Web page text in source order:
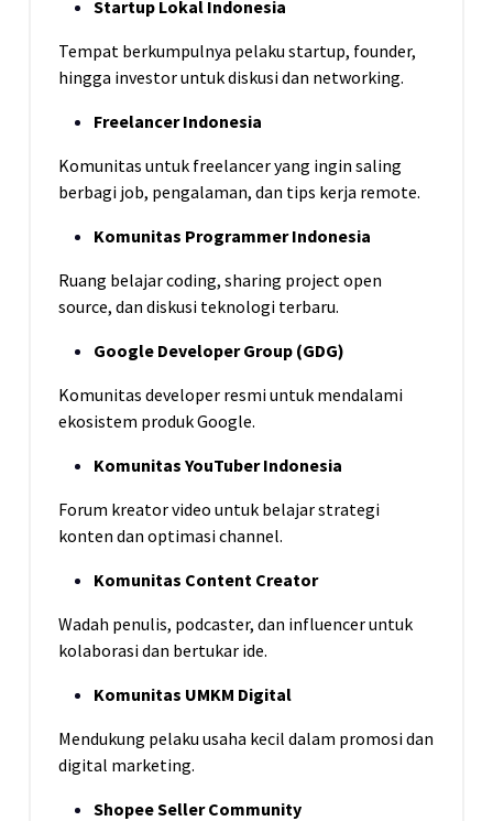
Startup Lokal Indonesia
Tempat berkumpulnya pelaku startup, founder,
hingga investor untuk diskusi dan networking.
Freelancer Indonesia
Komunitas untuk freelancer yang ingin saling
berbagi job, pengalaman, dan tips kerja remote.
Komunitas Programmer Indonesia
Ruang belajar coding, sharing project open
source, dan diskusi teknologi terbaru.
Google Developer Group (GDG)
Komunitas developer resmi untuk mendalami
ekosistem produk Google.
Komunitas YouTuber Indonesia
Forum kreator video untuk belajar strategi
konten dan optimasi channel.
Komunitas Content Creator
Wadah penulis, podcaster, dan influencer untuk
kolaborasi dan bertukar ide.
Komunitas UMKM Digital
Mendukung pelaku usaha kecil dalam promosi dan
digital marketing.
Shopee Seller Community